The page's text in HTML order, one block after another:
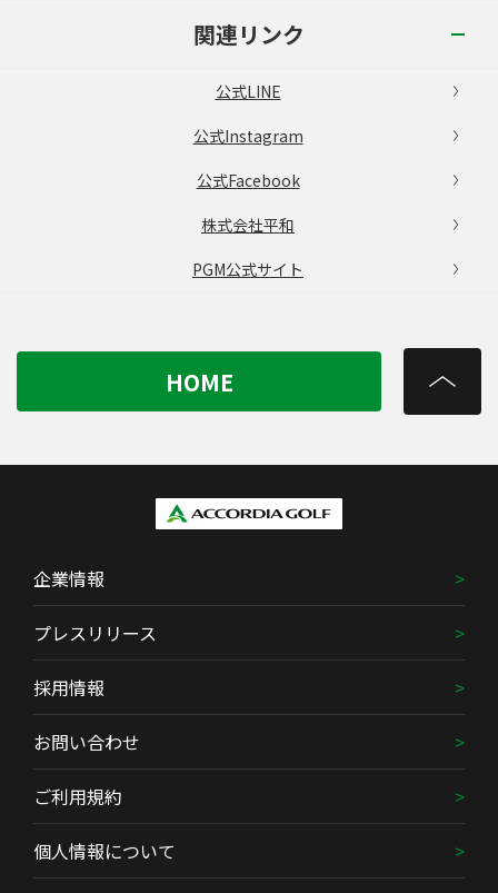
関連リンク
公式LINE
公式Instagram
公式Facebook
株式会社平和
PGM公式サイト
HOME
企業情報
プレスリリース
採用情報
お問い合わせ
ご利用規約
個人情報について